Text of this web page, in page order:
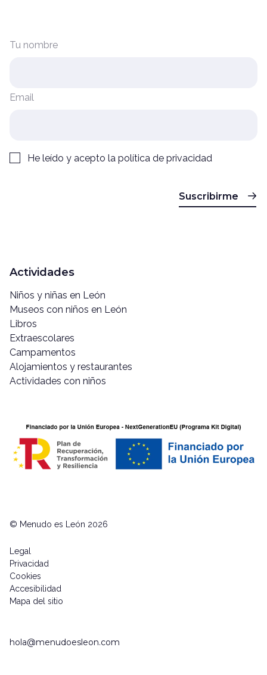
Tu nombre
Email
He leído y acepto la política de privacidad
Suscribirme
Actividades
Niños y niñas en León
Museos con niños en León
Libros
Extraescolares
Campamentos
Alojamientos y restaurantes
Actividades con niños
© Menudo es León 2026
Legal
Privacidad
Cookies
Accesibilidad
Mapa del sitio
hola@menudoesleon.com